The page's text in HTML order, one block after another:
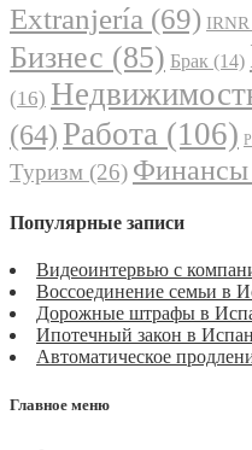
Extranjería (69) IRNR
Бизнес (85) Брак (14)
(16)
(64) Работа (106)
Туризм (26) Финансы
Популярные записи
Видеоинтервью с
Воссоединение семьи в
Дорожные штрафы в
Ипотечный закон в
Автоматическое
Главное меню